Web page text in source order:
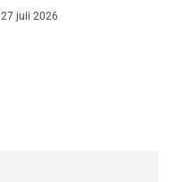
27 juli 2026